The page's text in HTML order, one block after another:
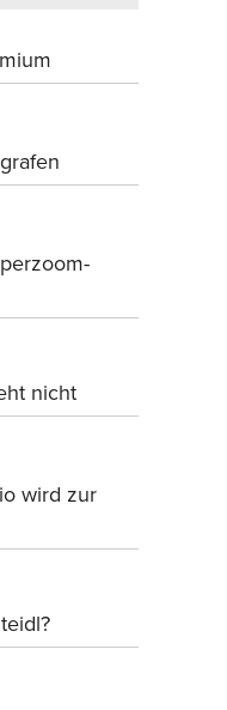
nicht
wird zur